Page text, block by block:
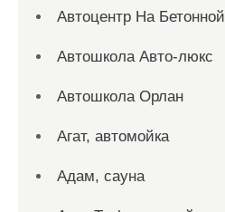
Автоцентр На Бетонной
Автошкола Авто-люкс
Автошкола Орлан
Агат, автомойка
Адам, сауна